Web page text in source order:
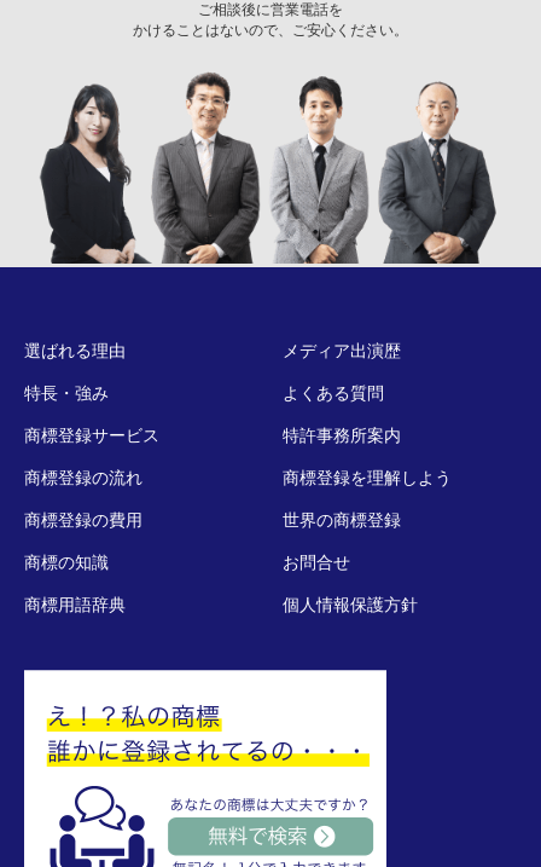
ご相談後に営業電話を
かけることはないので、ご安心ください。
選ばれる理由
特長・強み
商標登録サービス
商標登録の流れ
商標登録の費用
商標の知識
商標用語辞典
メディア出演歴
よくある質問
特許事務所案内
商標登録を理解しよう
世界の商標登録
お問合せ
個人情報保護方針